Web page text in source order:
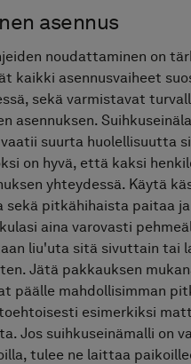
asennus
noudattaminen on
kaikki asennusvaiheet
sekä varmistavat
asennuksen.
suurta huolellisuutta
on hyvä, että kaksi
yhteydessä. Käytä
sekä pitkähihaista paitaa
aina varovasti
liu'uta sitä sivuttain tai
Jätä pakkauksen
päälle mahdollisimman
esimerkiksi
Jos suihkuseinämalli on
tulee ne laittaa